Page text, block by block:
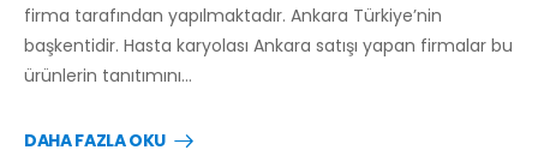
firma tarafından yapılmaktadır. Ankara Türkiye’nin
başkentidir. Hasta karyolası Ankara satışı yapan firmalar bu
ürünlerin tanıtımını…
DAHA FAZLA OKU